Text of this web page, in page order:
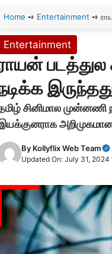
Home ➺ Entertainment ➺
Entertainment
படத்துல
சினிமால முன்னணி
By Kollyflix Web Team
Updated On: July 31, 2024